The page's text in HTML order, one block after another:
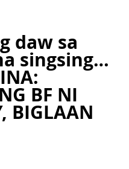
daw sa
singsing…
BF NI
BIGLAAN